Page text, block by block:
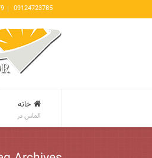
09124723785
خانه
الماس در